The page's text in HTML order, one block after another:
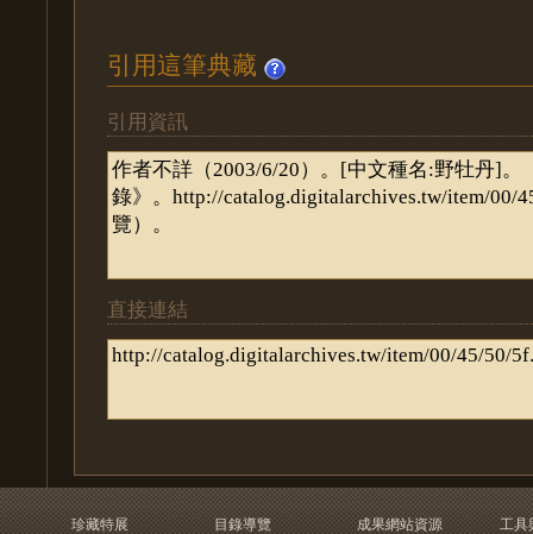
引用這筆典藏
引用資訊
直接連結
珍藏特展
目錄導覽
成果網站資源
工具